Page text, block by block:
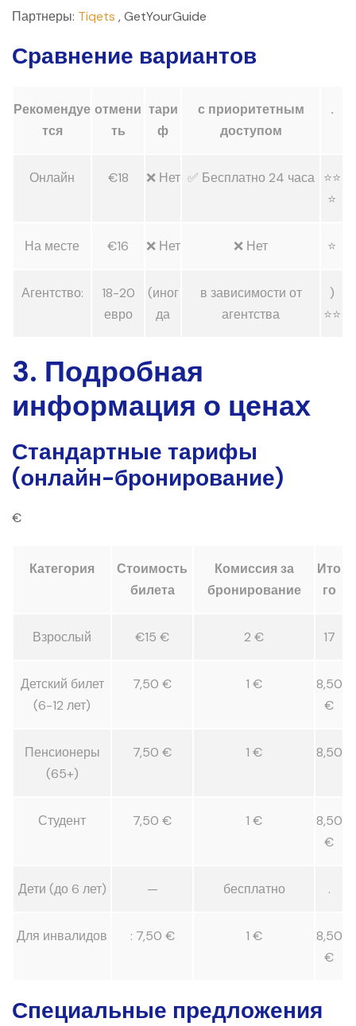
Партнеры: Tiqets , GetYourGuide
Сравнение вариантов
Рекомендуе
тся
отмени
ть
тари
ф
с приоритетным
доступом
.
Онлайн €18 ❌ Нет ✅ Бесплатно 24 часа ⭐⭐
⭐
На месте €16 ❌ Нет ❌ Нет ⭐
Агентство:
18-20
евро
(иног
да
в зависимости от
агентства
)
⭐⭐
3. Подробная
информация о ценах
Стандартные тарифы
(онлайн-бронирование)
€
Категория
Стоимость
билета
Комиссия за
бронирование
Ито
го
Взрослый €15 € 2 € 17
Детский билет
(6-12 лет)
7,50 € 1 €
8,50
€
Пенсионеры
(65+)
7,50 € 1 € 8,50
Студент 7,50 € 1 €
8,50
€
Дети (до 6 лет) — бесплатно .
Для инвалидов : 7,50 € 1 €
8,50
€
Специальные предложения